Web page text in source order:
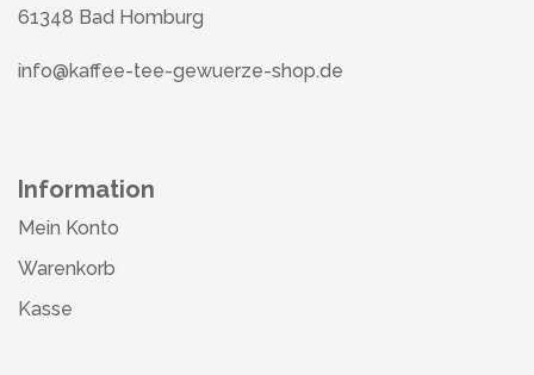
61348 Bad Homburg
info@kaffee-tee-gewuerze-shop.de
Information
Mein Konto
Warenkorb
Kasse